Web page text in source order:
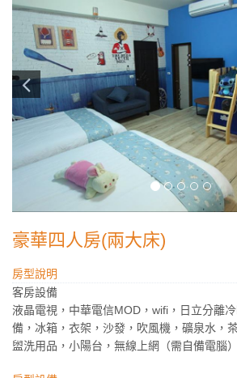
豪華四人房(兩大床)
房型說明
客房設備
液晶電視，中華電信MOD，wifi，日立分離
備，冰箱，衣架，沙發，吹風機，礦泉水，
盥洗用品，小陽台，無線上網（需自備電腦）